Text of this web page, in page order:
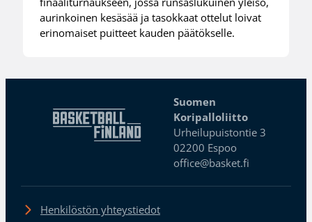
aurinkoinen kesäsää ja tasokkaat ottelut loivat
erinomaiset puitteet kauden päätökselle.
Suomen
Koripalloliitto
Urheilupuistontie 3
02200 Espoo
office@basket.fi
Henkilöstön yhteystiedot